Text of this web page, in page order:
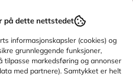
på dette nettstedet
informasjonskapsler (cookies) og
grunnleggende funksjoner,
tilpasse markedsføring og annonser
med partnere). Samtykket er helt